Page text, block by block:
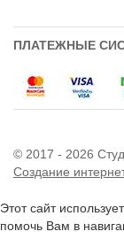
ПЛАТЕЖНЫЕ
© 2017 - 2026
Создание
Этот сайт
помочь Вам в